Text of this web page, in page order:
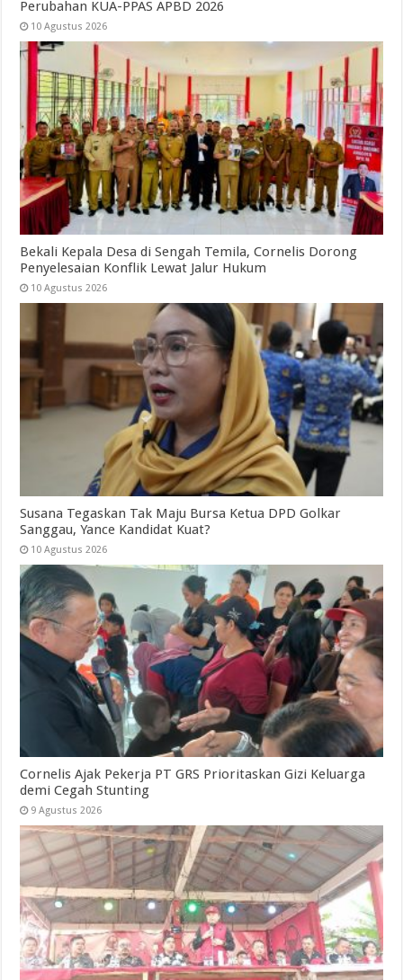
Perubahan KUA-PPAS APBD 2026
10 Agustus 2026
Bekali Kepala Desa di Sengah Temila, Cornelis Dorong
Penyelesaian Konflik Lewat Jalur Hukum
10 Agustus 2026
Susana Tegaskan Tak Maju Bursa Ketua DPD Golkar
Sanggau, Yance Kandidat Kuat?
10 Agustus 2026
Cornelis Ajak Pekerja PT GRS Prioritaskan Gizi Keluarga
demi Cegah Stunting
9 Agustus 2026